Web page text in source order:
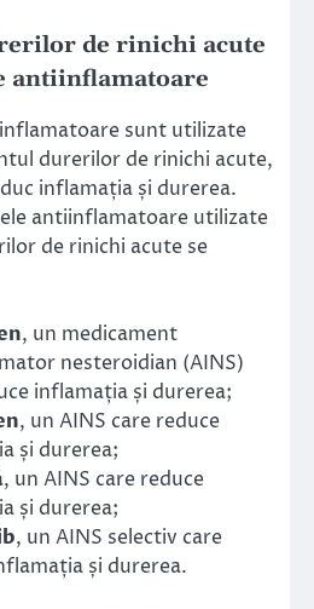
de rinichi acute
antiinflamatoare
sunt utilizate
durerilor de rinichi acute,
inflamația și durerea.
antiinflamatoare utilizate
de rinichi acute se
, un medicament
nesteroidian (AINS)
inflamația și durerea;
, un AINS care reduce
și durerea;
, un AINS care reduce
și durerea;
, un AINS selectiv care
și durerea.